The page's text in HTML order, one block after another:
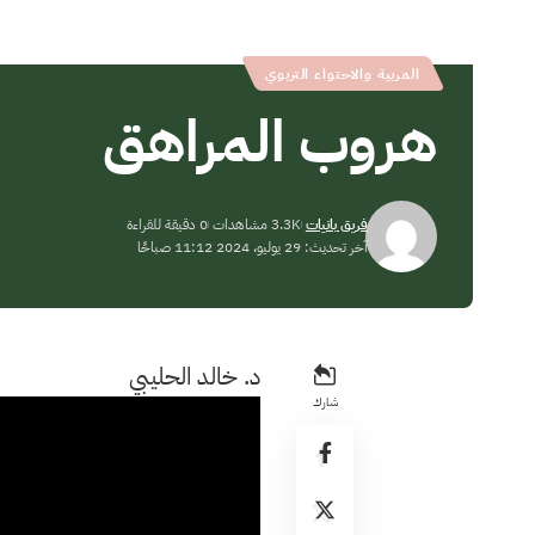
المربية والاحتواء التربوي
هروب المراهق
آخر تحديث: 29 يوليو، 2024 11:12 صباحًا
فريق بانيات 3.3K مشاهدات 0 دقيقة للقراءة
شارك
د. خالد الحليبي